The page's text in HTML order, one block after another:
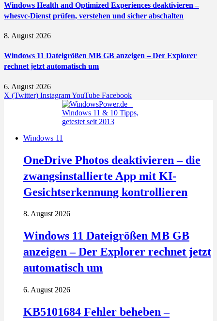
Windows Health and Optimized Experiences deaktivieren –
whesvc-Dienst prüfen, verstehen und sicher abschalten
8. August 2026
Windows 11 Dateigrößen MB GB anzeigen – Der Explorer
rechnet jetzt automatisch um
6. August 2026
X (Twitter) InstagramYouTube Facebook
Windows 11
OneDrive Photos deaktivieren – die
zwangsinstallierte App mit KI-
Gesichtserkennung kontrollieren
8. August 2026
Windows 11 Dateigrößen MB GB
anzeigen – Der Explorer rechnet jetzt
automatisch um
6. August 2026
KB5101684 Fehler beheben –